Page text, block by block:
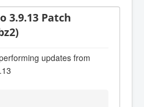
3.9.13 Patch
updates from